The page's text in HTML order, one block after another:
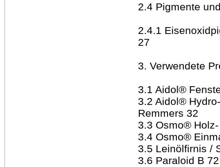
2.4 Pigmente
2.4.1
27
3. Verwendete
3.1 Aidol®
3.2 Aidol®
Remmers 32
3.3 Osmo®
3.4 Osmo®
3.5 Leinölfirnis /
3.6 Paraloid B